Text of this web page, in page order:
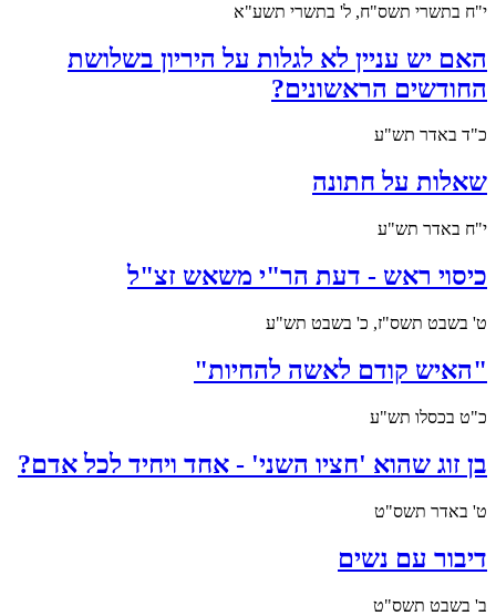
י"ח בתשרי תשס"ח, ל' בתשרי תשע"א
האם יש עניין לא לגלות על היריון בשלושת
החודשים הראשונים?
כ"ד באדר תש"ע
שאלות על חתונה
י"ח באדר תש"ע
כיסוי ראש - דעת הר"י משאש זצ"ל
ט' בשבט תשס"ז, כ' בשבט תש"ע
"האיש קודם לאשה להחיות"
כ"ט בכסלו תש"ע
בן זוג שהוא 'חציו השני' - אחד ויחיד לכל אדם?
ט' באדר תשס"ט
דיבור עם נשים
ב' בשבט תשס"ט